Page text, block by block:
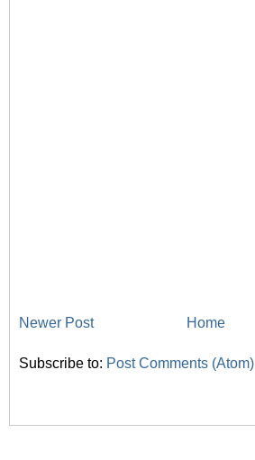
Newer Post Home
Subscribe to: Post Comments (Atom)